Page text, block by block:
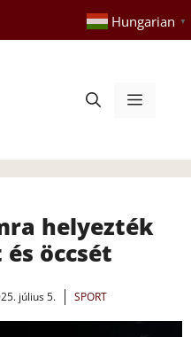
Hungarian ▼
Menü
helyezték
öccsét
július 5. SPORT